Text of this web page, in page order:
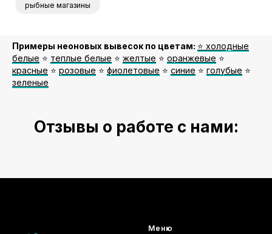
рыбные магазины
Примеры неоновых вывесок по цветам: ⭐️ холодные
белые ⭐️ теплые белые ⭐️ желтые ⭐️ оранжевые ⭐️
красные ⭐️ розовые ⭐️ фиолетовые ⭐️ синие ⭐️ голубые ⭐️
зеленые
Отзывы о работе с нами:
Меню